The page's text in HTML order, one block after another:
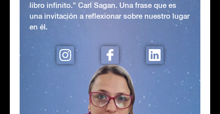
libro infinito." Carl Sagan. Una frase que es
una invitación a reflexionar sobre nuestro lugar
en él.